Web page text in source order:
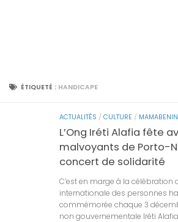
ÉTIQUETÉ : HANDICAPE
ACTUALITÉS / CULTURE /
L’Ong Iréti Alafia fête
malvoyants de Porto-
concert de solidarité
C’est en marge à la célébration
internationale des personnes
commémorée chaque 3
non gouvernementale Iréti